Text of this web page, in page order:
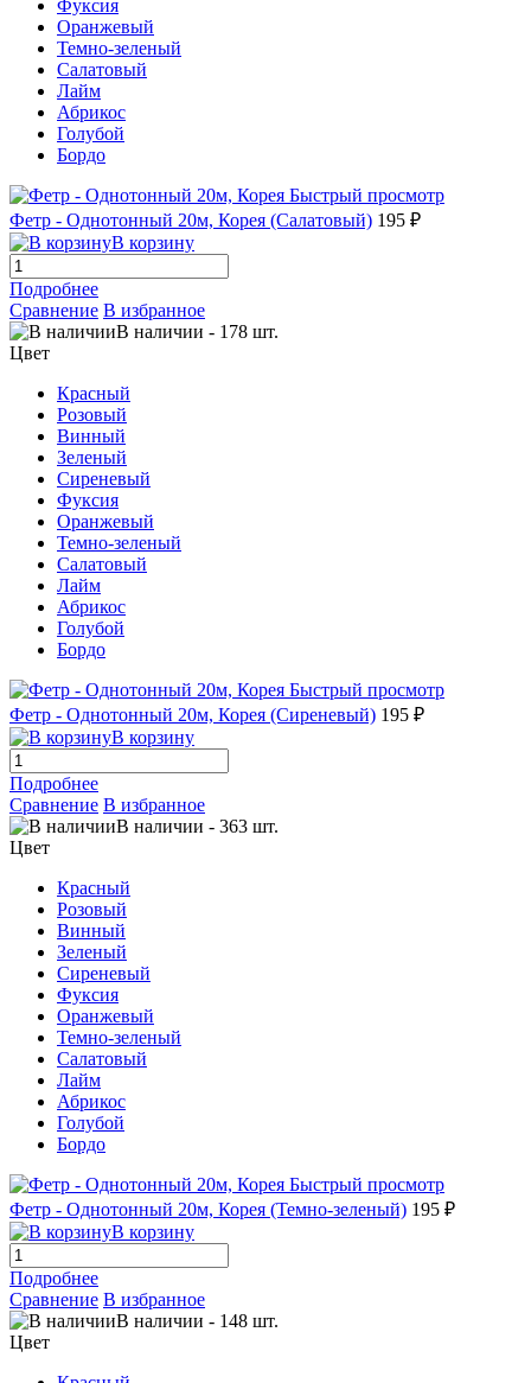
Фуксия
Оранжевый
Темно-зеленый
Салатовый
Лайм
Абрикос
Голубой
Бордо
Быстрый просмотр
Фетр - Однотонный 20м, Корея (Салатовый) 195 ₽
В корзину
Подробнее
Сравнение В избранное
В наличии - 178 шт.
Цвет
Красный
Розовый
Винный
Зеленый
Сиреневый
Фуксия
Оранжевый
Темно-зеленый
Салатовый
Лайм
Абрикос
Голубой
Бордо
Быстрый просмотр
Фетр - Однотонный 20м, Корея (Сиреневый) 195 ₽
В корзину
Подробнее
Сравнение В избранное
В наличии - 363 шт.
Цвет
Красный
Розовый
Винный
Зеленый
Сиреневый
Фуксия
Оранжевый
Темно-зеленый
Салатовый
Лайм
Абрикос
Голубой
Бордо
Быстрый просмотр
Фетр - Однотонный 20м, Корея (Темно-зеленый) 195 ₽
В корзину
Подробнее
Сравнение В избранное
В наличии - 148 шт.
Цвет